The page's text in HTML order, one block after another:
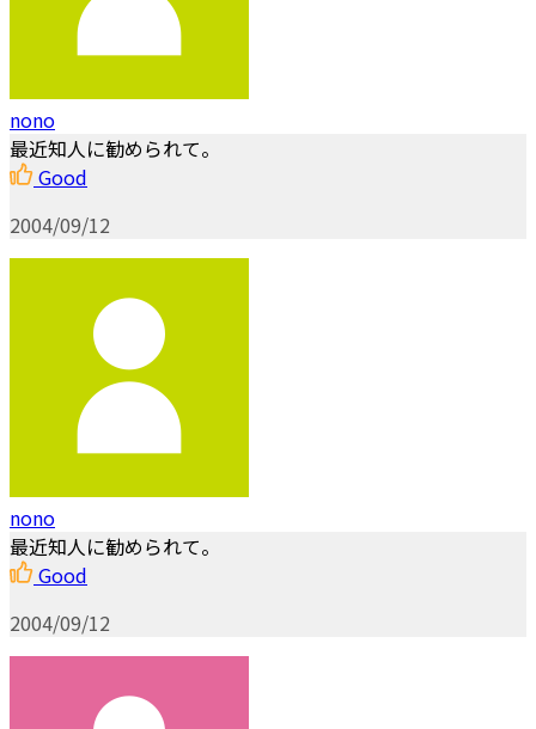
nono
最近知人に勧められて。
Good
2004/09/12
nono
最近知人に勧められて。
Good
2004/09/12